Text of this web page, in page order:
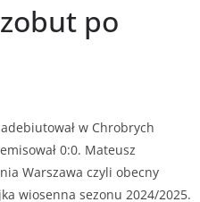
po
w Chrobrych
0:0. Mateusz
Warszawa czyli obecny
wiosenna sezonu 2024/2025.